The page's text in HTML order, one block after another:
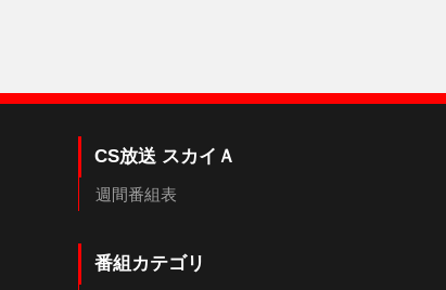
CS放送 スカイＡ
週間番組表
番組カテゴリ